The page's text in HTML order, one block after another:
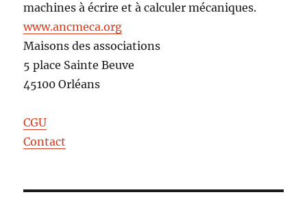
machines à écrire et à calculer mécaniques.
www.ancmeca.org
Maisons des associations
5 place Sainte Beuve
45100 Orléans
CGU
Contact